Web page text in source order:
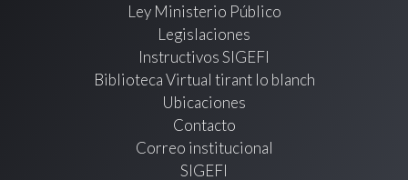
Ley Ministerio Público
Legislaciones
Instructivos SIGEFI
Biblioteca Virtual tirant lo blanch
Ubicaciones
Contacto
Correo institucional
SIGEFI